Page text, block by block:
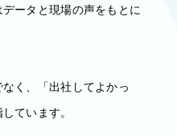
ータと現場の声をもとに
く、「出社してよかっ
ています。